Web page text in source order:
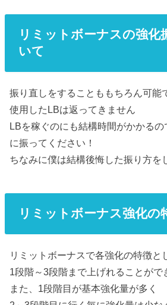
リミットボーナスの強化
いて
振り直しをすることももちろん可能
使用したLBは返ってきません
LBを稼ぐのにも結構時間がかかるの
に振ってください！
ちなみに僕は結構後悔した振り方を
リミットボーナス強化の
リミットボーナスで各強化の特徴と
1段階～3段階まで上げれることがで
また、1段階目が基本強化量が多く